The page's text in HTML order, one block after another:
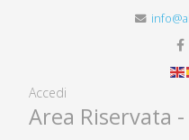
Accedi
Area Riservata